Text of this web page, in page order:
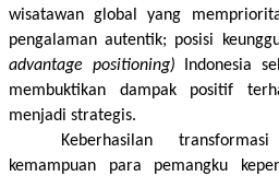
wisatawan global yang
pengalaman autentik; posisi
advantage positioning)
Indonesia
membuktikan dampak positif
menjadi strategis.
Keberhasilan
kemampuan para pemangku